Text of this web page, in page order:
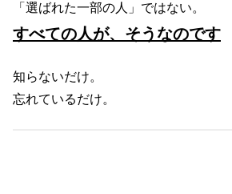
「選ばれた一部の人」ではない。
すべての人が、そうなのです
知らないだけ。
忘れているだけ。